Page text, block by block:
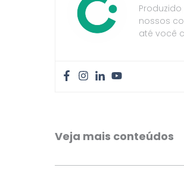
nossos
até você
Veja mais conteúdos